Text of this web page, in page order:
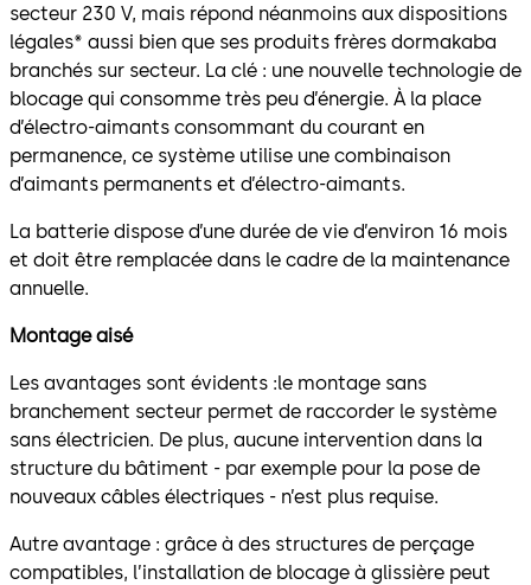
secteur 230 V, mais répond néanmoins aux dispositions
légales* aussi bien que ses produits frères dormakaba
branchés sur secteur. La clé : une nouvelle technologie de
blocage qui consomme très peu d’énergie. À la place
d’électro-aimants consommant du courant en
permanence, ce système utilise une combinaison
d’aimants permanents et d’électro-aimants.
La batterie dispose d’une durée de vie d’environ 16 mois
et doit être remplacée dans le cadre de la maintenance
annuelle.
Montage aisé
Les avantages sont évidents :le montage sans
branchement secteur permet de raccorder le système
sans électricien. De plus, aucune intervention dans la
structure du bâtiment - par exemple pour la pose de
nouveaux câbles électriques - n’est plus requise.
Autre avantage : grâce à des structures de perçage
compatibles, l’installation de blocage à glissière peut